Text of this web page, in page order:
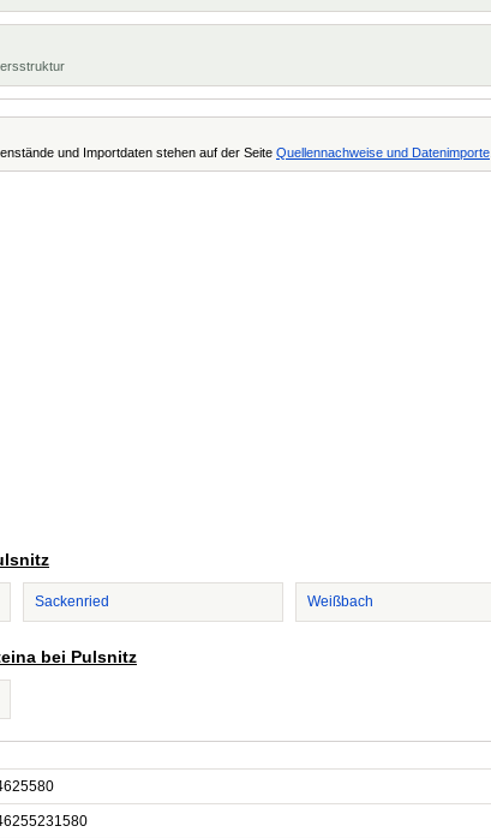
und Importdaten stehen auf der Seite Quellennachweise und Datenimporte
Sackenried Weißbach
bei Pulsnitz